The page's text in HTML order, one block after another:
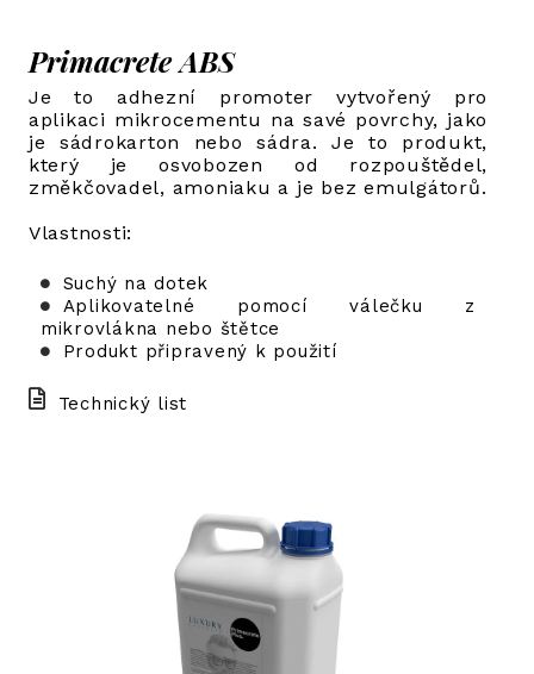
Primacrete ABS
Je to adhezní promoter vytvořený pro
aplikaci mikrocementu na savé povrchy, jako
je sádrokarton nebo sádra. Je to produkt,
který je osvobozen od rozpouštědel,
změkčovadel, amoniaku a je bez emulgátorů.
Vlastnosti:
Suchý na dotek
Aplikovatelné pomocí válečku z
mikrovlákna nebo štětce
Produkt připravený k použití
Technický list